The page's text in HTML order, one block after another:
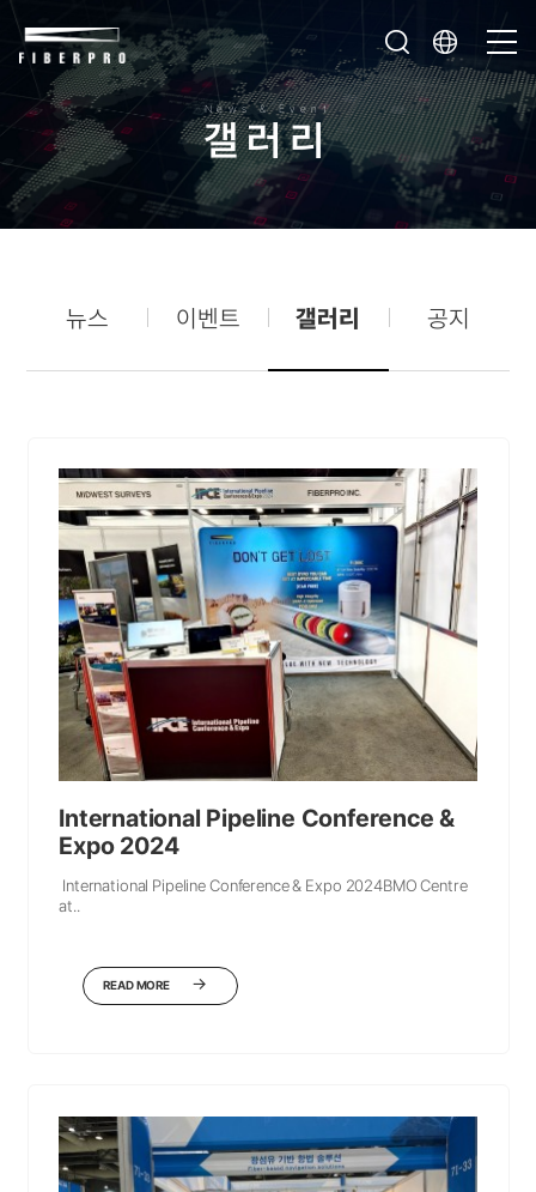
News & Event
갤러리
뉴스 이벤트 갤러리 공지
International Pipeline Conference &
Expo 2024
International Pipeline Conference & Expo 2024BMO Centre
at..
READ MORE